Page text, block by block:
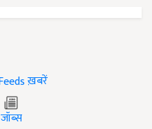
ख़बरें
जॉब्स